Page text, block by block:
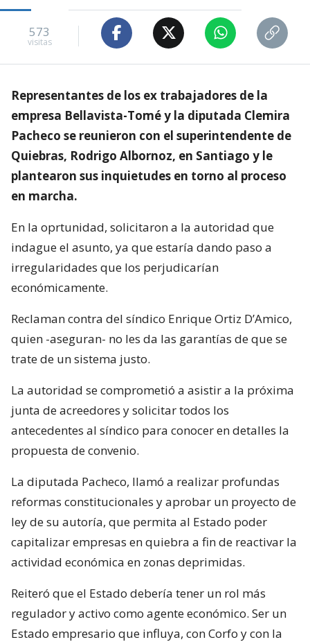
573
visitas
Representantes de los ex trabajadores de la
empresa Bellavista-Tomé y la diputada Clemira
Pacheco se reunieron con el superintendente de
Quiebras, Rodrigo Albornoz, en Santiago y le
plantearon sus inquietudes en torno al proceso
en marcha.
En la oprtunidad, solicitaron a la autoridad que
indague el asunto, ya que estaría dando paso a
irregularidades que los perjudicarían
económicamente.
Reclaman contra del síndico Enrique Ortiz D’Amico,
quien -aseguran- no les da las garantías de que se
trate de un sistema justo.
La autoridad se comprometió a asistir a la próxima
junta de acreedores y solicitar todos los
antecedentes al síndico para conocer en detalles la
propuesta de convenio.
La diputada Pacheco, llamó a realizar profundas
reformas constitucionales y aprobar un proyecto de
ley de su autoría, que permita al Estado poder
capitalizar empresas en quiebra a fin de reactivar la
actividad económica en zonas deprimidas.
Reiteró que el Estado debería tener un rol más
regulador y activo como agente económico. Ser un
Estado empresario que influya, con Corfo y con la